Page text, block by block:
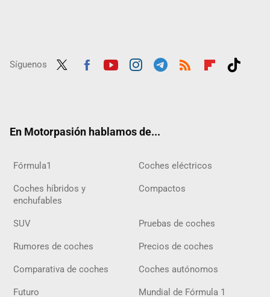
Síguenos
En Motorpasión hablamos de...
Fórmula1 Coches eléctricos
Coches híbridos y
enchufables
Compactos
SUV Pruebas de coches
Rumores de coches Precios de coches
Comparativa de coches Coches autónomos
Futuro Mundial de Fórmula 1